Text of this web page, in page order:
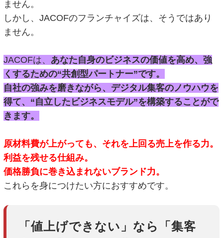
ません。
しかし、JACOFのフランチャイズは、そうではあり
ません。
JACOFは、 あなた自身のビジネスの価値を高め、強
くするための“共創型パートナー”です。
自社の強みを磨きながら、デジタル集客のノウハウを
得て、“自立したビジネスモデル”を構築することがで
きます。
原材料費が上がっても、それを上回る売上を作る力。
利益を残せる仕組み。
価格勝負に巻き込まれないブランド力。
これらを身につけたい方におすすめです。
「値上げできない」なら「集客